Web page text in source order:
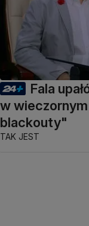
Fala
w
blackouty"
TAK JEST